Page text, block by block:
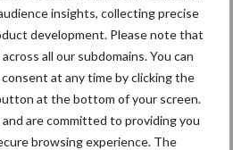
insights, collecting precise
development. Please note that
all our subdomains. You can
at any time by clicking the
at the bottom of your screen.
are committed to providing you
browsing experience. The
Ligbox &
Voerhekken